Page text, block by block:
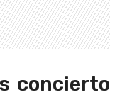
concierto